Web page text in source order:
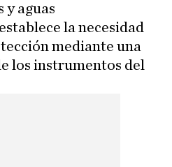
y aguas
la necesidad
mediante una
los instrumentos del